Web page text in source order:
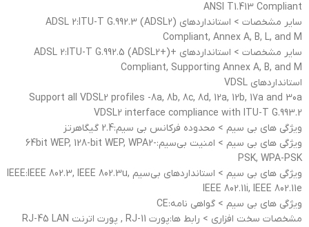
ANSI T1.413 Compliant
ساير مشخصات > استانداردهاي ADSL 2:ITU-T G.992.3 (ADSL2)
Compliant, Annex A, B, L, and M
ساير مشخصات > استانداردهاي +ADSL 2:ITU-T G.992.5 (ADSL2+)
Compliant, Supporting Annex A, B, and M
استانداردهای VDSL
Support all VDSL2 profiles -8a, 8b, 8c, 8d, 12a, 12b, 17a and 30a
VDSL2 interface compliance with ITU-T G.993.2
ویژگی های بی سیم > محدوده فرکانس بی سیم:2.4 گیگاهرتز
ویژگی های بی سیم > امنیت بی‌سیم:64bit WEP, 128-bit WEP, WPA2-
PSK, WPA-PSK
ویژگی های بی سیم > استانداردهای بی‌سیم IEEE:IEEE 802.3, IEEE 802.3u,
IEEE 802.11i, IEEE 802.11e
ویژگی های بی سیم > گواهی نامه:CE
مشخصات سخت افزاری > رابط‌‌ ها:پورت RJ-11 , پورت اترنت RJ-45 LAN